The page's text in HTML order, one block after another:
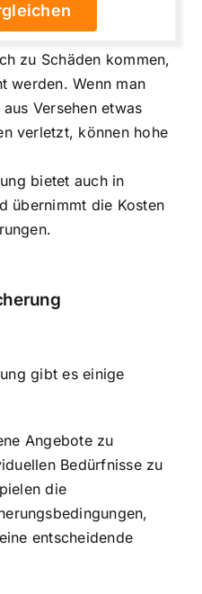
zu Schäden kommen,
werden. Wenn man
Versehen etwas
verletzt, können hohe
bietet auch in
übernimmt die Kosten
gibt es einige
Angebote zu
Bedürfnisse zu
die
entscheidende